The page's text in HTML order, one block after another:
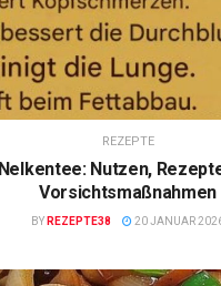
REZEPTE
Nelkentee: Nutzen,
Vorsichtsmaßnahmen
BY REZEPTE38 20 JANUAR